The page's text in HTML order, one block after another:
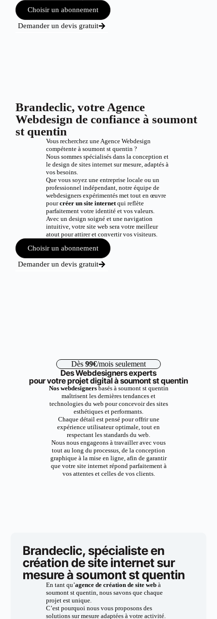
Choisir un abonnement
Demander un devis gratuit
Brandeclic, votre Agence
Webdesign de confiance à soumont
st quentin
Vous recherchez une Agence Webdesign
compétente à soumont st quentin ?
Nous sommes spécialisés dans la conception et
le design de sites internet sur mesure, adaptés à
vos besoins.
Que vous soyez une entreprise locale ou un
professionnel indépendant, notre équipe de
webdesigners expérimentés met tout en œuvre
pourcréer un site internetqui reflète
parfaitement votre identité et vos valeurs.
Avec un design soigné et une navigation
intuitive, votre site web sera votre meilleur
atout pour attirer et convertir vos visiteurs.
Choisir un abonnement
Demander un devis gratuit
Dès 99€/mois seulement
Des Webdesigners experts
pour votre projet digital à soumont st quentin
Nos webdesignersbasés à soumont st quentin
maîtrisent les dernières tendances et
technologies du web pour concevoir des sites
esthétiques et performants.
Chaque détail est pensé pour offrir une
expérience utilisateur optimale, tout en
respectant les standards du web.
Nous nous engageons à travailler avec vous
tout au long du processus, de la conception
graphique à la mise en ligne, afin de garantir
que votre site internet répond parfaitement à
vos attentes et celles de vos clients.
Brandeclic, spécialiste en
création de site internet sur
mesure à soumont st quentin
En tant qu’agence de création de site webà
soumont st quentin, nous savons que chaque
projet est unique.
C’est pourquoi nous vous proposons des
solutions sur mesure adaptées à votre activité.